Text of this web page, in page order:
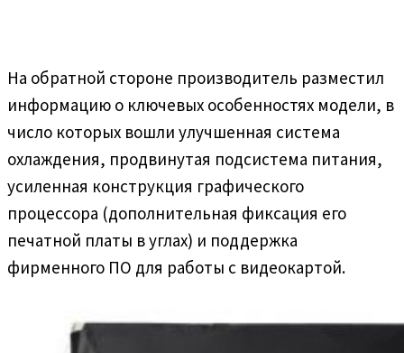
На обратной стороне производитель разместил
информацию о ключевых особенностях модели, в
число которых вошли улучшенная система
охлаждения, продвинутая подсистема питания,
усиленная конструкция графического
процессора (дополнительная фиксация его
печатной платы в углах) и поддержка
фирменного ПО для работы с видеокартой.